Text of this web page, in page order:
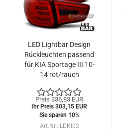
LED Lightbar Design
Rückleuchten passend
für KIA Sportage III 10-
14 rot/rauch
Preis 336,83 EUR
Ihr Preis 303,15 EUR
Sie sparen 10%
Art.Nr.: LDKI02